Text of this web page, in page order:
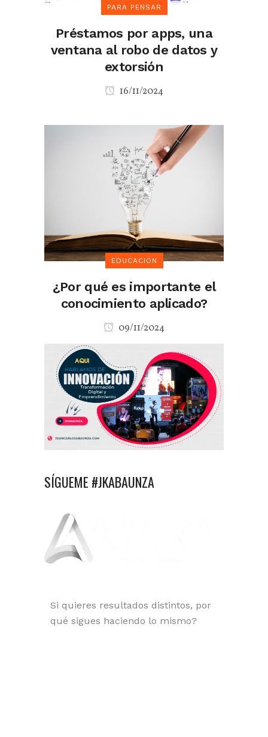
PARA PENSAR
Préstamos por apps, una
ventana al robo de datos y
extorsión
16/11/2024
EDUCACIÓN
¿Por qué es importante el
conocimiento aplicado?
09/11/2024
SÍGUEME #JKABAUNZA
Si quieres resultados distintos, por
qué sigues haciendo lo mismo?